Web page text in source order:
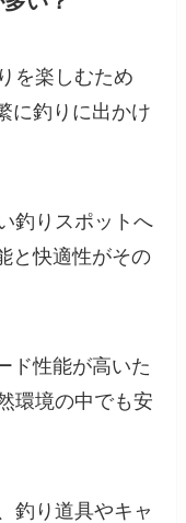
を楽しむため
に釣りに出かけ
釣りスポットへ
と快適性がその
ド性能が高いた
環境の中でも安
釣り道具やキャ